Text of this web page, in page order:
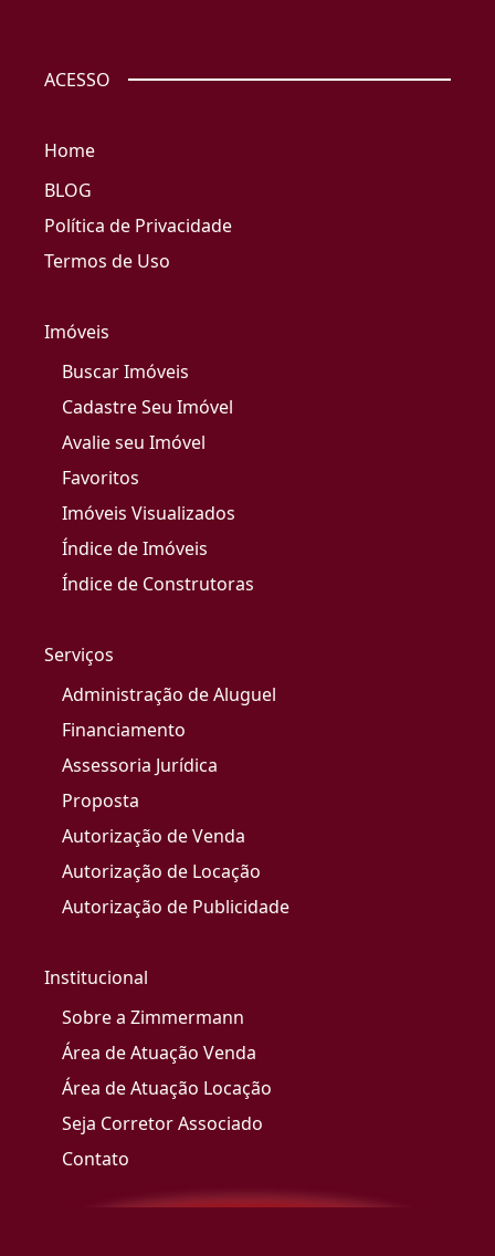
ACESSO
Home
BLOG
Política de Privacidade
Termos de Uso
Imóveis
Buscar Imóveis
Cadastre Seu Imóvel
Avalie seu Imóvel
Favoritos
Imóveis Visualizados
Índice de Imóveis
Índice de Construtoras
Serviços
Administração de Aluguel
Financiamento
Assessoria Jurídica
Proposta
Autorização de Venda
Autorização de Locação
Autorização de Publicidade
Institucional
Sobre a Zimmermann
Área de Atuação Venda
Área de Atuação Locação
Seja Corretor Associado
Contato